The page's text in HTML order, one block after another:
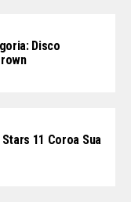
Disco
Stars 11 Coroa Sua